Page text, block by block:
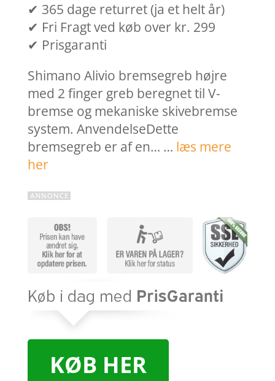
✔ 365 dage returret (ja et helt år)
✔ Fri Fragt ved køb over kr. 299
✔ Prisgaranti
Shimano Alivio bremsegreb højre
med 2 finger greb beregnet til V-
bremse og mekaniske skivebremse
system. AnvendelseDette
bremsegreb er af en… … læs mere
her
KØB HER